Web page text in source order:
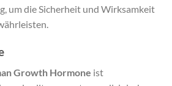
um die Sicherheit und Wirksamkeit
Growth Hormone ist